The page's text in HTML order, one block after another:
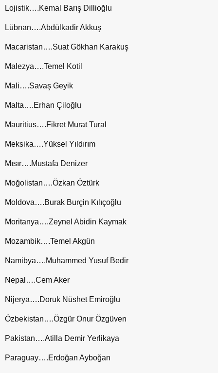
Lojistik….Kemal Barış Dillioğlu
Lübnan….Abdülkadir Akkuş
Macaristan….Suat Gökhan Karakuş
Malezya….Temel Kotil
Mali….Savaş Geyik
Malta….Erhan Çiloğlu
Mauritius….Fikret Murat Tural
Meksika….Yüksel Yıldırım
Mısır….Mustafa Denizer
Moğolistan….Özkan Öztürk
Moldova….Burak Burçin Kılıçoğlu
Moritanya….Zeynel Abidin Kaymak
Mozambik….Temel Akgün
Namibya….Muhammed Yusuf Bedir
Nepal….Cem Aker
Nijerya….Doruk Nüshet Emiroğlu
Özbekistan….Özgür Onur Özgüven
Pakistan….Atilla Demir Yerlikaya
Paraguay….Erdoğan Ayboğan